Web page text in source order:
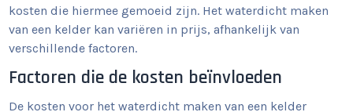
kosten die hiermee gemoeid zijn. Het waterdicht maken
van een kelder kan variëren in prijs, afhankelijk van
verschillende factoren.
Factoren die de kosten beïnvloeden
De kosten voor het waterdicht maken van een kelder